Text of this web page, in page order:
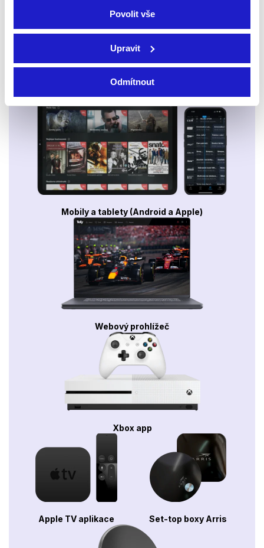
Povolit vše
Upravit
Odmítnout
Smart TV - Android, Google, Samsung, LG, VIDAA
Mobily a tablety (Android a Apple)
Webový prohlížeč
Xbox app
Apple TV aplikace Set-top boxy Arris